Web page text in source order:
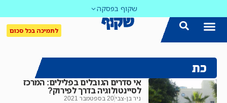
שקוף בפסקה
לתמיכה בכל סכום
כת
אי סדרים הגובלים בפלילים: המרכז
לסיינטולוגיה בדרך לפירוק?
ניר בן-צבי20 בספטמבר 2021